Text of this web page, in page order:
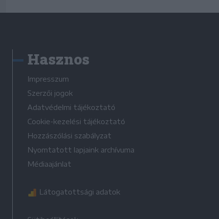
Hasznos
Impresszum
Szerzői jogok
Adatvédelmi tájékoztató
Cookie-kezelési tájékoztató
Hozzászólási szabályzat
Nyomtatott lapjaink archívuma
Médiaajánlat
Látogatottsági adatok